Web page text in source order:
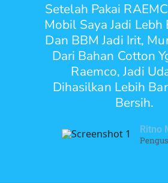
Setelah Pakai
Mobil Saya Jadi Lebh
Dan BBM Jadi Irit,
Dari Bahan Cotton
Raemco, Jadi
Dihasilkan Lebih
Bersih.
Ritno